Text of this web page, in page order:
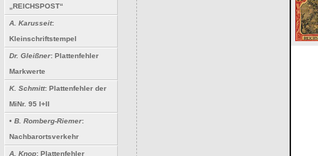
„REICHSPOST“
A. Karusseit:
Kleinschriftstempel
Dr. Gleißner: Plattenfehler
Markwerte
K. Schmitt: Plattenfehler der
MiNr. 95 I+II
• B. Romberg-Riemer:
Nachbarortsverkehr
A. Knop: Plattenfehler